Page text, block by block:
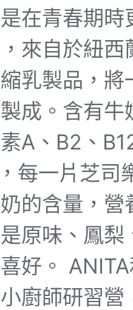
在青春期
來自於紐
乳製品，
成。含有
A、B2、
每一片芝
的含量，
原味、鳳
好。
廚師研習